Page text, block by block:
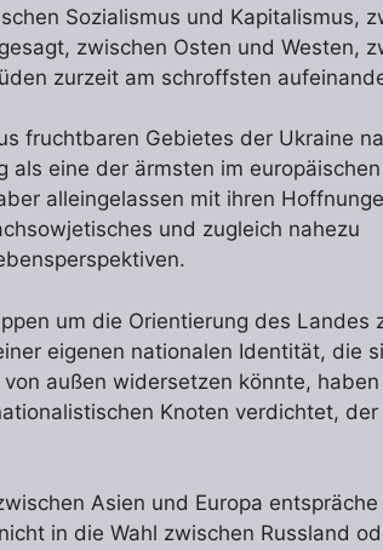
Sozialismus und Kapitalismus,
zwischen Osten und Westen,
zurzeit am schroffsten
fruchtbaren Gebietes der Ukraine
eine der ärmsten im
alleingelassen mit ihren
und zugleich nahezu
um die Orientierung des Landes
eigenen nationalen Identität, die
außen widersetzen könnte,
Knoten verdichtet,
Asien und Europa
in die Wahl zwischen Russland